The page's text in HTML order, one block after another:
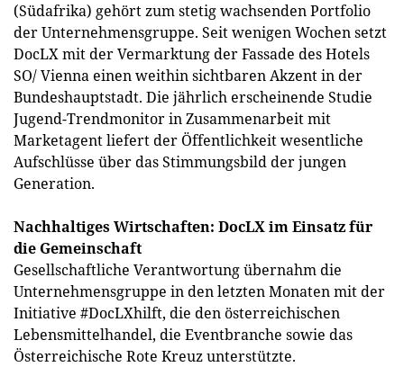
(Südafrika) gehört zum stetig wachsenden Portfolio
der Unternehmensgruppe. Seit wenigen Wochen setzt
DocLX mit der Vermarktung der Fassade des Hotels
SO/ Vienna einen weithin sichtbaren Akzent in der
Bundeshauptstadt. Die jährlich erscheinende Studie
Jugend-Trendmonitor in Zusammenarbeit mit
Marketagent liefert der Öffentlichkeit wesentliche
Aufschlüsse über das Stimmungsbild der jungen
Generation.
Nachhaltiges Wirtschaften: DocLX im Einsatz für
die Gemeinschaft
Gesellschaftliche Verantwortung übernahm die
Unternehmensgruppe in den letzten Monaten mit der
Initiative #DocLXhilft, die den österreichischen
Lebensmittelhandel, die Eventbranche sowie das
Österreichische Rote Kreuz unterstützte.